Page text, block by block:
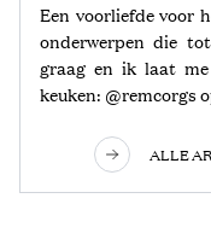
Een voorliefde voor
onderwerpen die
graag en ik laat
keuken: @remcorgs
ALLE